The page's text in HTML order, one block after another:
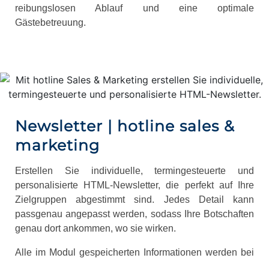
reibungslosen Ablauf und eine optimale
Gästebetreuung.
Newsletter | hotline sales &
marketing
Erstellen Sie individuelle, termingesteuerte und
personalisierte HTML-Newsletter, die perfekt auf Ihre
Zielgruppen abgestimmt sind. Jedes Detail kann
passgenau angepasst werden, sodass Ihre Botschaften
genau dort ankommen, wo sie wirken.
Alle im Modul gespeicherten Informationen werden bei